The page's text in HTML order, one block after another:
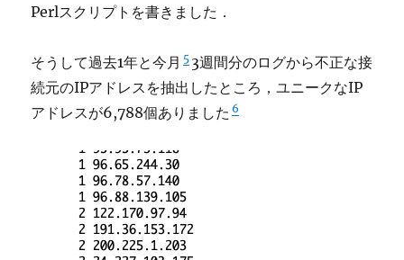
Perlスクリプトを書きました．
そうして過去1年と今月 5 3週間分のログから不正な接
続元のIPアドレスを抽出したところ，ユニークなIP
アドレスが6,788個ありました 6